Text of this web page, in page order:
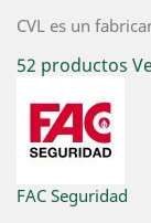
CVL es un
52 productos
FAC Seguridad